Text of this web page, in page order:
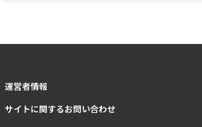
運営者情報
サイトに関するお問い合わせ